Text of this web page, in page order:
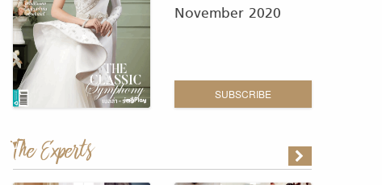
November 2020
SUBSCRIBE
The Experts